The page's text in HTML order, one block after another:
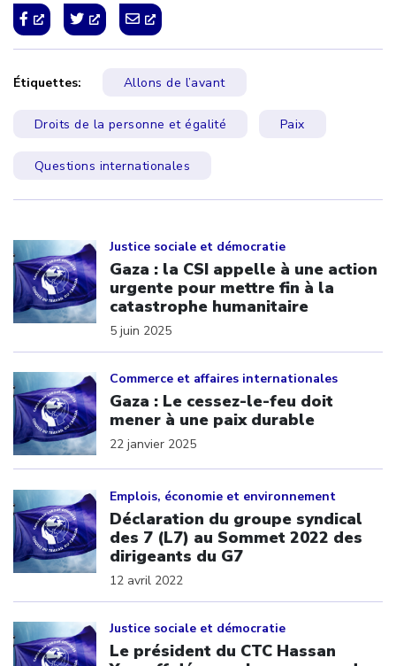
Étiquettes: Allons de l’avant
Droits de la personne et égalité Paix
Questions internationales
Justice sociale et démocratie
Gaza : la CSI appelle à une action
urgente pour mettre fin à la
catastrophe humanitaire
5 juin 2025
Commerce et affaires internationales
Gaza : Le cessez-le-feu doit
mener à une paix durable
22 janvier 2025
Emplois, économie et environnement
Déclaration du groupe syndical
des 7 (L7) au Sommet 2022 des
dirigeants du G7
12 avril 2022
Justice sociale et démocratie
Le président du CTC Hassan